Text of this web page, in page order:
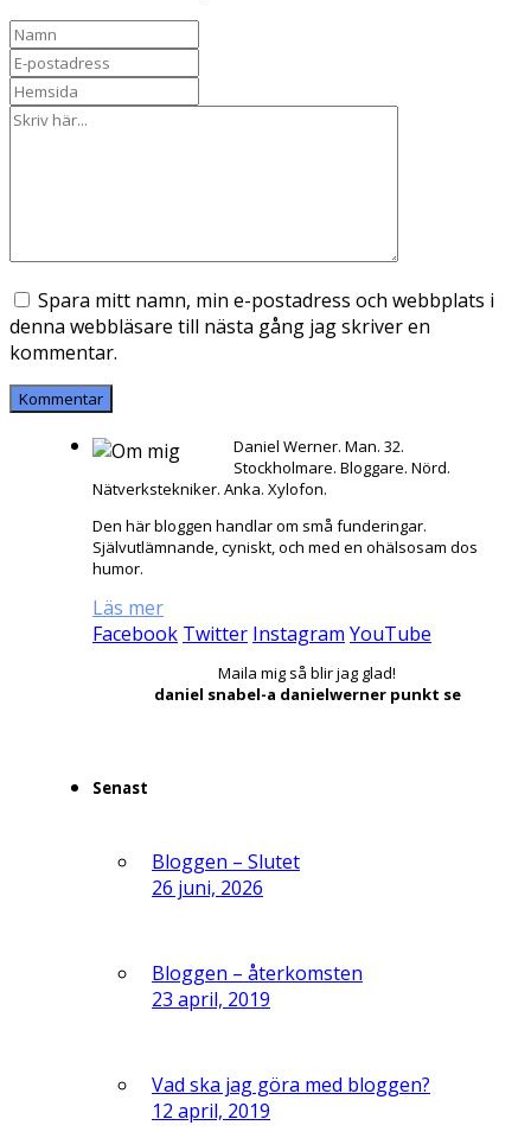
Spara mitt namn, min e-postadress och webbplats i
denna webbläsare till nästa gång jag skriver en
kommentar.
Daniel Werner. Man. 32.
Stockholmare. Bloggare. Nörd.
Nätverkstekniker. Anka. Xylofon.
Den här bloggen handlar om små funderingar.
Självutlämnande, cyniskt, och med en ohälsosam dos
humor.
Läs mer
Facebook Twitter Instagram YouTube
Maila mig så blir jag glad!
daniel snabel-a danielwerner punkt se
Senast
Bloggen – Slutet
26 juni, 2026
Bloggen – återkomsten
23 april, 2019
Vad ska jag göra med bloggen?
12 april, 2019